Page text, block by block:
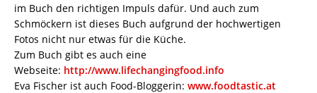
im Buch den richtigen Impuls dafür. Und auch zum
Schmöckern ist dieses Buch aufgrund der hochwertigen
Fotos nicht nur etwas für die Küche.
Zum Buch gibt es auch eine
Webseite: http://www.lifechangingfood.info
Eva Fischer ist auch Food-Bloggerin: www.foodtastic.at